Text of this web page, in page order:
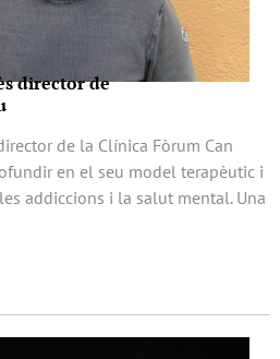
director de
de la Clínica Fòrum Can
en el seu model terapèutic i
addiccions i la salut mental. Una